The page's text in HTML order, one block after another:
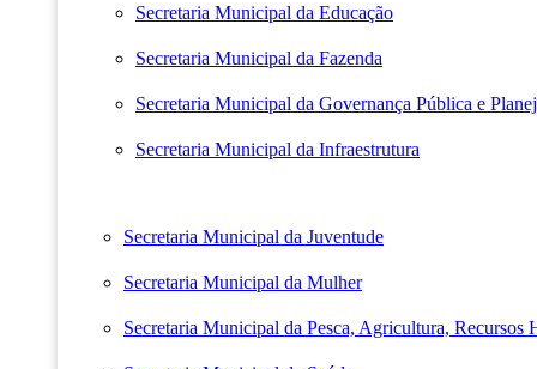
Secretaria Municipal da Educação
Secretaria Municipal da Fazenda
Secretaria Municipal da Governança Pública e
Secretaria Municipal da Infraestrutura
Secretaria Municipal da Juventude
Secretaria Municipal da Mulher
Secretaria Municipal da Pesca, Agricultura, Recursos